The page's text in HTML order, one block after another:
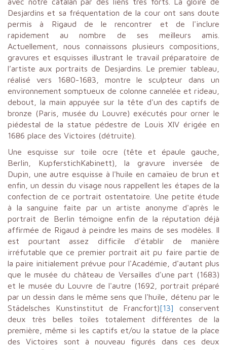
Desjardins et sa fréquentation de la cour ont sans doute
permis à Rigaud de le rencontrer et de l'inclure
rapidement au nombre de ses meilleurs amis.
Actuellement, nous connaissons plusieurs compositions,
gravures et esquisses illustrant le travail préparatoire de
l’artiste aux portraits de Desjardins. Le premier tableau,
réalisé vers 1680-1683, montre le sculpteur dans un
environnement somptueux de colonne cannelée et rideau,
debout, la main appuyée sur la tête d'un des captifs de
bronze (Paris, musée du Louvre) exécutés pour orner le
piédestal de la statue pédestre de Louis XIV érigée en
1686 place des Victoires (détruite).
Une esquisse sur toile ocre (tête et épaule gauche,
Berlin, KupferstichKabinett), la gravure inversée de
Dupin, une autre esquisse à l'huile en camaïeu de brun et
enfin, un dessin du visage nous rappellent les étapes de la
confection de ce portrait ostentatoire. Une petite étude
à la sanguine faite par un artiste anonyme d'après le
portrait de Berlin témoigne enfin de la réputation déjà
affirmée de Rigaud à peindre les mains de ses modèles. Il
est pourtant assez difficile d'établir de manière
irréfutable que ce premier portrait ait pu faire partie de
la paire initialement prévue pour l'Académie, d'autant plus
que le musée du château de Versailles d'une part (1683)
et le musée du Louvre de l'autre (1692, portrait préparé
par un dessin dans le même sens que l'huile, détenu par le
Städelsches Kunstinstitut de Francfort)[13]
conservent
deux très belles toiles totalement différentes de la
première, même si les captifs et/ou la statue de la place
des Victoires sont à nouveau figurés dans ces deux